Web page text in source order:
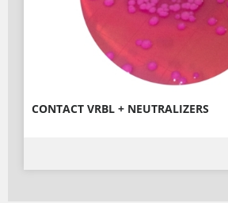
CONTACT VRBL + NEUTRALIZERS